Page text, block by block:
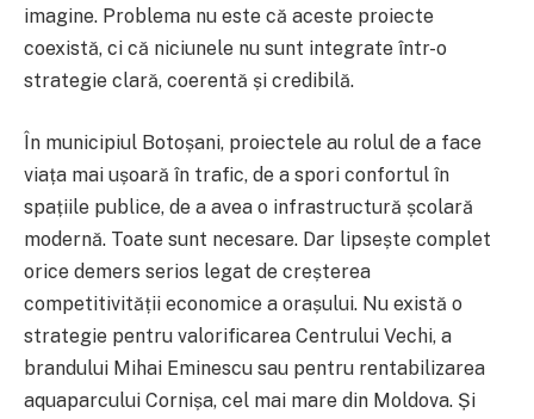
imagine. Problema nu este că aceste proiecte
coexistă, ci că niciunele nu sunt integrate într-o
strategie clară, coerentă și credibilă.
În municipiul Botoșani, proiectele au rolul de a face
viața mai ușoară în trafic, de a spori confortul în
spațiile publice, de a avea o infrastructură școlară
modernă. Toate sunt necesare. Dar lipsește complet
orice demers serios legat de creșterea
competitivității economice a orașului. Nu există o
strategie pentru valorificarea Centrului Vechi, a
brandului Mihai Eminescu sau pentru rentabilizarea
aquaparcului Cornișa, cel mai mare din Moldova. Și